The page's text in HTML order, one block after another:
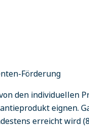
Förderung
den individuellen
eignen.
erreicht wird